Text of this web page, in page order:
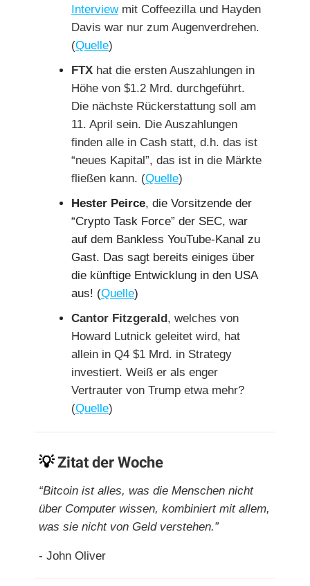
Interviewmit Coffeezilla und Hayden
Davis war nur zum Augenverdrehen.
(Quelle)
FTX hat die ersten Auszahlungen in
Höhe von $1.2 Mrd. durchgeführt.
Die nächste Rückerstattung soll am
11. April sein. Die Auszahlungen
finden alle in Cash statt, d.h. das ist
“neues Kapital”, das ist in die Märkte
fließen kann. (Quelle)
Hester Peirce, die Vorsitzende der
“Crypto Task Force” der SEC, war
auf dem Bankless YouTube-Kanal zu
Gast. Das sagt bereits einiges über
die künftige Entwicklung in den USA
aus! (Quelle)
Cantor Fitzgerald, welches von
Howard Lutnick geleitet wird, hat
allein in Q4 $1 Mrd. in Strategy
investiert. Weiß er als enger
Vertrauter von Trump etwa mehr?
(Quelle)
💡Zitat der Woche
“Bitcoin ist alles, was die Menschen nicht
über Computer wissen, kombiniert mit allem,
was sie nicht von Geld verstehen.”
- John Oliver